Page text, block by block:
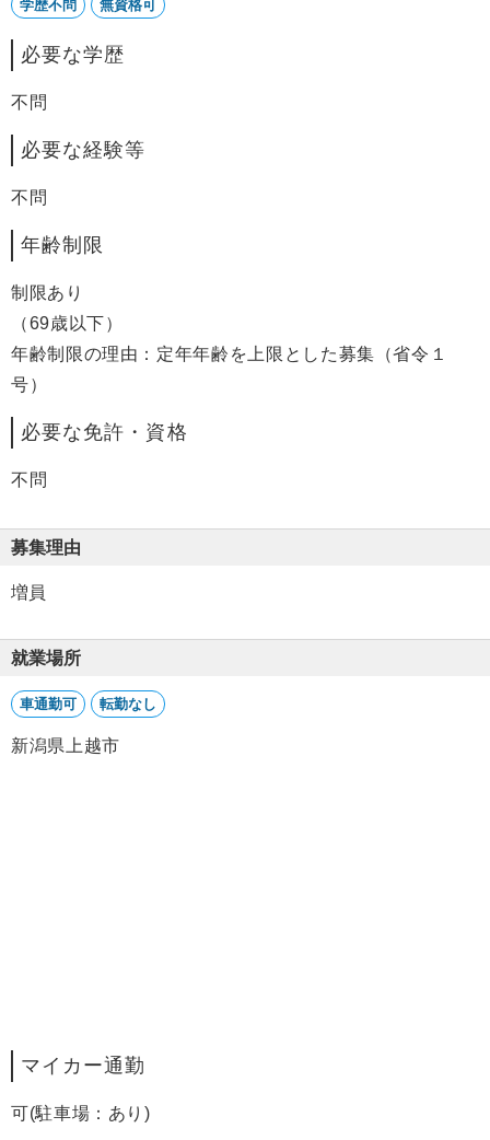
学歴不問 無資格可
必要な学歴
不問
必要な経験等
不問
年齢制限
制限あり
（69歳以下）
年齢制限の理由：定年年齢を上限とした募集（省令１
号）
必要な免許・資格
不問
募集理由
増員
就業場所
車通勤可 転勤なし
新潟県上越市
マイカー通勤
可(駐車場：あり)